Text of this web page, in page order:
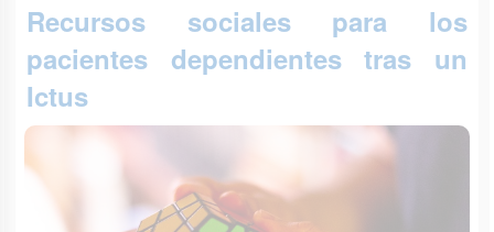
Recursos sociales para los
pacientes dependientes tras un
Ictus